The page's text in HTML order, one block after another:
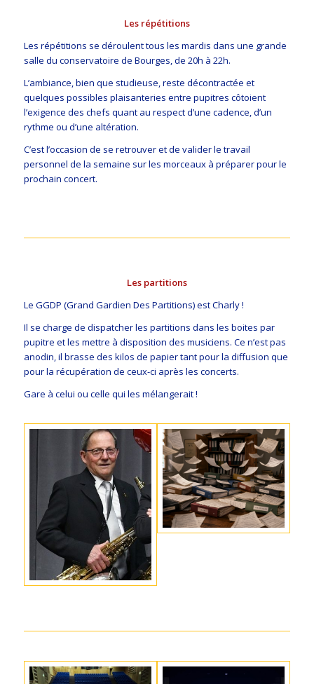
Les répétitions
Les répétitions se déroulent tous les mardis dans une grande
salle du conservatoire de Bourges, de 20h à 22h.
L’ambiance, bien que studieuse, reste décontractée et
quelques possibles plaisanteries entre pupitres côtoient
l’exigence des chefs quant au respect d’une cadence, d’un
rythme ou d’une altération.
C’est l’occasion de se retrouver et de valider le travail
personnel de la semaine sur les morceaux à préparer pour le
prochain concert.
Les partitions
Le GGDP (Grand Gardien Des Partitions) est Charly !
Il se charge de dispatcher les partitions dans les boites par
pupitre et les mettre à disposition des musiciens. Ce n’est pas
anodin, il brasse des kilos de papier tant pour la diffusion que
pour la récupération de ceux-ci après les concerts.
Gare à celui ou celle qui les mélangerait !